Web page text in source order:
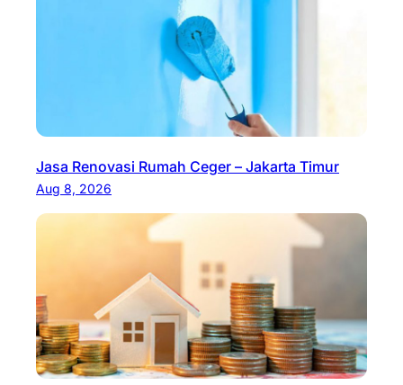
Jasa Renovasi Rumah Ceger – Jakarta Timur
Aug 8, 2026